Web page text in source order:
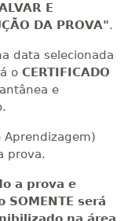
E
DA PROVA".
data selecionada
o CERTIFICADO
e
Aprendizagem)
prova.
a prova e
será